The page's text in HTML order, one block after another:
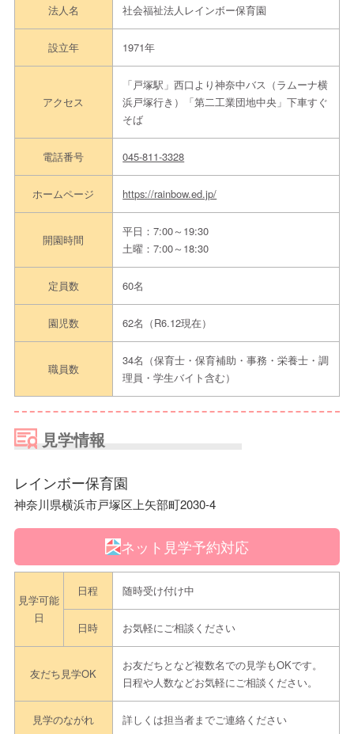
法人名 社会福祉法人レインボー保育園
設立年 1971年
アクセス
「戸塚駅」西口より神奈中バス（ラムーナ横
浜戸塚行き）「第二工業団地中央」下車すぐ
そば
電話番号 045-811-3328
ホームページ https://rainbow.ed.jp/
開園時間
平日：7:00～19:30
土曜：7:00～18:30
定員数 60名
園児数 62名（R6.12現在）
職員数
34名（保育士・保育補助・事務・栄養士・調
理員・学生バイト含む）
見学情報
レインボー保育園
神奈川県横浜市戸塚区上矢部町2030-4
ネット見学予約対応
見学可能
日
日程 随時受け付け中
日時 お気軽にご相談ください
友だち見学OK
お友だちとなど複数名での見学もOKです。
日程や人数などお気軽にご相談ください。
見学のながれ 詳しくは担当者までご連絡ください